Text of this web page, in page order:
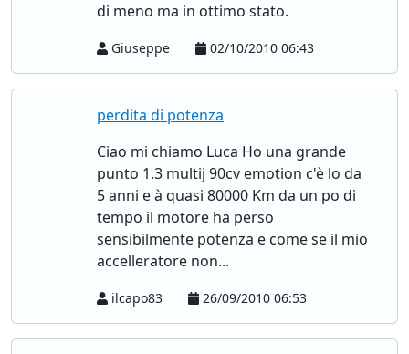
di meno ma in ottimo stato.
Giuseppe 02/10/2010 06:43
perdita di potenza
Ciao mi chiamo Luca Ho una grande
punto 1.3 multij 90cv emotion c'è lo da
5 anni e à quasi 80000 Km da un po di
tempo il motore ha perso
sensibilmente potenza e come se il mio
accelleratore non...
ilcapo83 26/09/2010 06:53